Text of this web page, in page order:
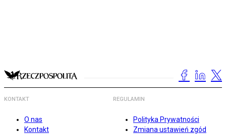
KONTAKT
O nas
Kontakt
REGULAMIN
Polityka Prywatności
Zmiana ustawień zgód